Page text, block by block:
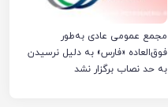
مجمع عمومی عادی به‌طور
فوق‌العاده «فارس» به دلیل نرسیدن
به حد نصاب برگزار نشد